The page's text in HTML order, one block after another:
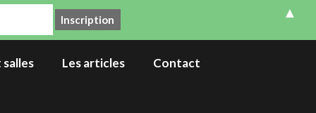
Les articles Contact
▲